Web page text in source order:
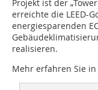
Projekt ist der
erreichte die LEED-
energiesparenden
realisieren.
Mehr erfahren Sie in